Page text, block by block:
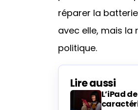
réparer la
avec elle, mais la
politique.
Lire aussi
L’iPad